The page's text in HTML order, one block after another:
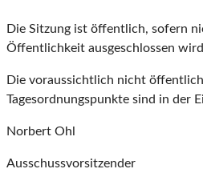
Die Sitzung ist öffentlich, sofern
Öffentlichkeit ausgeschlossen
Die voraussichtlich nicht
Tagesordnungspunkte sind in der
Norbert Ohl
Ausschussvorsitzender